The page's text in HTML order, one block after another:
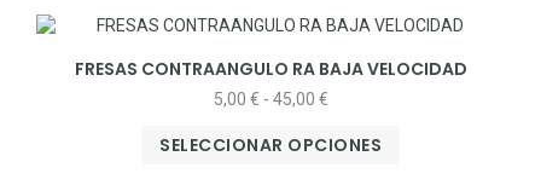
FRESAS CONTRAANGULO RA BAJA VELOCIDAD
5,00 € - 45,00 €
SELECCIONAR OPCIONES